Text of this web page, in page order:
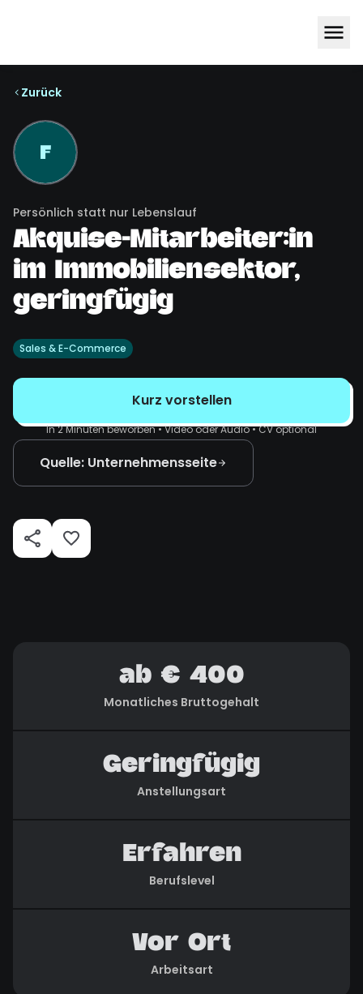
Zurück
F
Persönlich statt nur Lebenslauf
Akquise-Mitarbeiter:in
im Immobiliensektor,
geringfügig
Sales & E-Commerce
Kurz vorstellen
In 2 Minuten beworben • Video oder Audio • CV optional
Quelle: Unternehmensseite
ab € 400
Monatliches Bruttogehalt
Geringfügig
Anstellungsart
Erfahren
Berufslevel
Vor Ort
Arbeitsart